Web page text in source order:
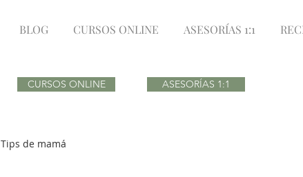
BLOG CURSOS ONLINE ASESORÍAS 1:1
CURSOS ONLINE ASESORÍAS 1:1
Tips de mamá